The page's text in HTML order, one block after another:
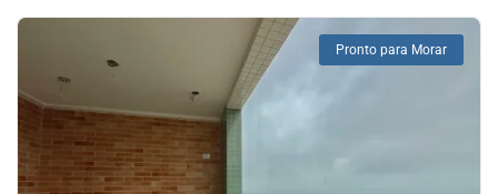
Pronto para Morar